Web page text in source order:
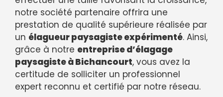
notre société partenaire offrira une
prestation de qualité supérieure réalisée par
un élagueur paysagiste expérimenté. Ainsi,
grâce à notre entreprise d’élagage
paysagiste à Bichancourt, vous avez la
certitude de solliciter un professionnel
expert reconnu et certifié par notre réseau.